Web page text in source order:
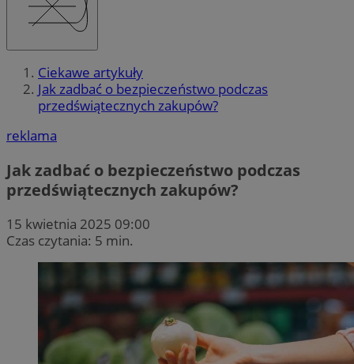
Ciekawe artykuły
Jak zadbać o bezpieczeństwo podczas
przedświątecznych zakupów?
reklama
Jak zadbać o bezpieczeństwo podczas
przedświątecznych zakupów?
15 kwietnia 2025 09:00
Czas czytania: 5 min.